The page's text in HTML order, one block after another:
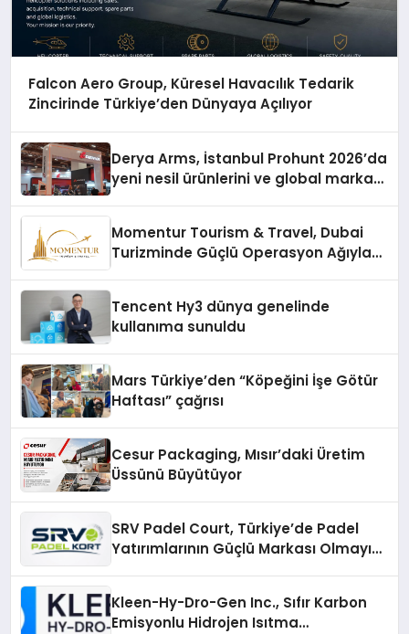
Falcon Aero Group, Küresel Havacılık Tedarik
Zincirinde Türkiye’den Dünyaya Açılıyor
Derya Arms, İstanbul Prohunt 2026’da
yeni nesil ürünlerini ve global marka
Momentur Tourism & Travel, Dubai
Turizminde Güçlü Operasyon Ağıyla
Tencent Hy3 dünya genelinde
kullanıma sunuldu
Mars Türkiye’den “Köpeğini İşe Götür
Haftası” çağrısı
Cesur Packaging, Mısır’daki Üretim
Üssünü Büyütüyor
SRV Padel Court, Türkiye’de Padel
Yatırımlarının Güçlü Markası Olmayı
Kleen-Hy-Dro-Gen Inc., Sıfır Karbon
Emisyonlu Hidrojen Isıtma